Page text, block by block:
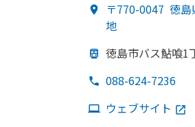
〒770-0047 徳島
地
徳島市バス鮎喰1
088-624-7236
ウェブサイト